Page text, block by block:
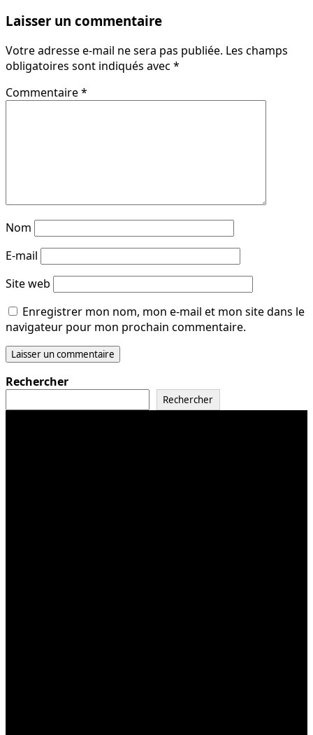
Laisser un commentaire
Votre adresse e-mail ne sera pas publiée. Les champs
obligatoires sont indiqués avec *
Commentaire*
Nom
E-mail
Site web
Enregistrer mon nom, mon e-mail et mon site dans le
navigateur pour mon prochain commentaire.
Rechercher
Rechercher